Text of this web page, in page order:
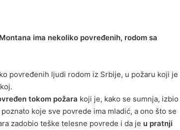
ima nekoliko povređenih, rodom sa
povređenih ljudi rodom iz Srbije, u požaru koji je
tokom požara koji je, kako se sumnja, izbio
koje sve povrede ima mladić, a ono što se
zadobio teške telesne povrede i da je u pratnji